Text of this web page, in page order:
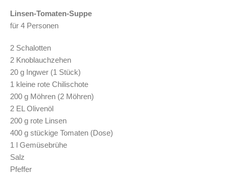
Linsen-Tomaten-Suppe
für 4 Personen
2 Schalotten
2 Knoblauchzehen
20 g Ingwer (1 Stück)
1 kleine rote Chilischote
200 g Möhren (2 Möhren)
2 EL Olivenöl
200 g rote Linsen
400 g stückige Tomaten (Dose)
1 l Gemüsebrühe
Salz
Pfeffer